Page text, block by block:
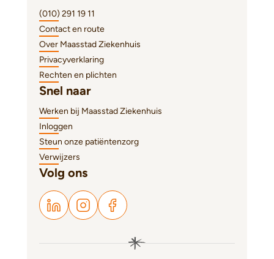
(010) 291 19 11
Contact en route
Over Maasstad Ziekenhuis
Privacyverklaring
Rechten en plichten
Snel naar
Werken bij Maasstad Ziekenhuis
Inloggen
Steun onze patiëntenzorg
Verwijzers
Volg ons